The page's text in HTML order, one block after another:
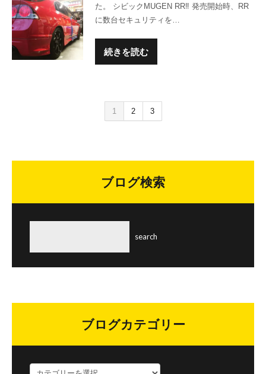
た。 シビックMUGEN RR‼ 発売開始時、RR
に数台セキュリティを…
続きを読む
1 2 3
ブログ検索
ブログカテゴリー